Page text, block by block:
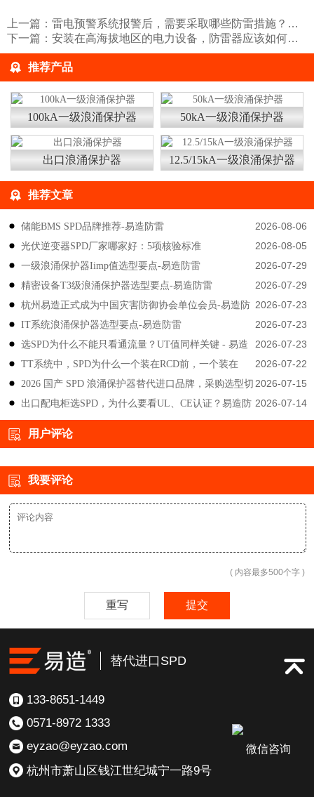
上一篇： 雷电预警系统报警后，需要采取哪些防雷措施？【易造防雷】
下一篇： 安装在高海拔地区的电力设备，防雷器应该如何选择？易造防雷
推荐产品
100kA一级浪涌保护器 50kA一级浪涌保护器
出口浪涌保护器 12.5/15kA一级浪涌保护器
推荐文章
2026-08-06
储能BMS SPD品牌推荐-易造防雷
2026-08-05
光伏逆变器SPD厂家哪家好：5项核验标准
2026-07-29
一级浪涌保护器Iimp值选型要点-易造防雷
2026-07-29
精密设备T3级浪涌保护器选型要点-易造防雷
2026-07-23
杭州易造正式成为中国灾害防御协会单位会员-易造防
雷
2026-07-23
IT系统浪涌保护器选型要点-易造防雷
2026-07-23
选SPD为什么不能只看通流量？UT值同样关键 - 易造
防雷
2026-07-22
TT系统中，SPD为什么一个装在RCD前，一个装在
后？-易造防雷
2026-07-15
2026 国产 SPD 浪涌保护器替代进口品牌，采购选型切
勿只对比价格-易造防雷
2026-07-14
出口配电柜选SPD，为什么要看UL、CE认证？易造防
用户评论
我要评论
( 内容最多500个字 )
重写 提交
替代进口SPD
133-8651-1449
0571-8972 1333
eyzao@eyzao.com
杭州市萧山区钱江世纪城宁一路9号
微信咨询